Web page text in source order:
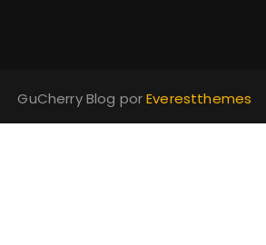
GuCherry Blog porEverestthemes